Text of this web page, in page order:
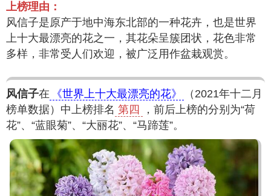
上榜理由：
风信子是原产于地中海东北部的一种花卉，也是世界
上十大最漂亮的花之一，其花朵呈簇团状，花色非常
多样，非常受人们欢迎，被广泛用作盆栽观赏。
风信子在 《世界上十大最漂亮的花》
（2021年十二月
榜单数据）中上榜排名 第四
，前后上榜的分别为“荷
花”、“蓝眼菊”、“大丽花”、“马蹄莲”。